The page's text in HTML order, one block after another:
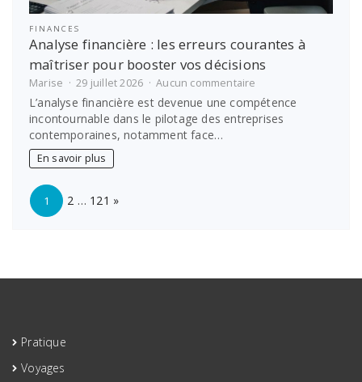
FINANCES
Analyse financière : les erreurs courantes à
maîtriser pour booster vos décisions
Marise 29 juillet 2026 Aucun commentaire
Analyse
financière
:
L’analyse financière est devenue une compétence
incontournable dans le pilotage des entreprises
contemporaines, notamment face…
En savoir plus
Page:
1 2 … 121 »
Pratique
Voyages